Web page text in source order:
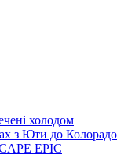
холодом
з Юти до Колорадо
EPIC